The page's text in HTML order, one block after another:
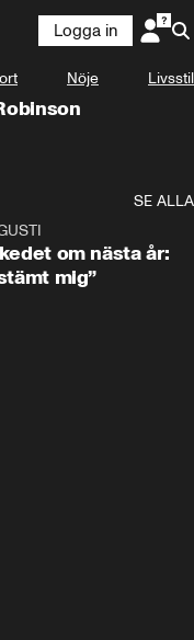
Logga in
Nöje Livsstil
SE ALLA
om nästa år:
mig”